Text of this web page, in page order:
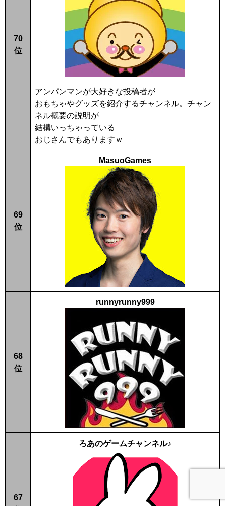
70
位
アンパンマンが大好きな投稿者が
おもちゃやグッズを紹介するチャンネル。チャン
ネル概要の説明が
結構いっちゃっている
おじさんでもありますｗ
69
位
MasuoGames
68
位
runnyrunny999
67
ろあのゲームチャンネル♪